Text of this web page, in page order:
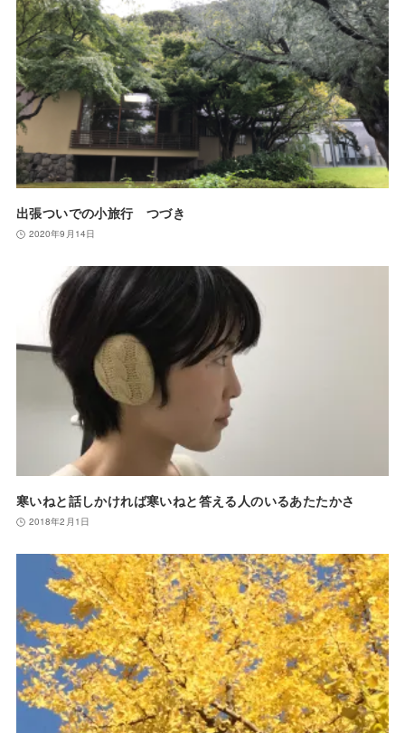
出張ついでの小旅行 つづき
2020年9月14日
寒いねと話しかければ寒いねと答える人のいるあたたかさ
2018年2月1日